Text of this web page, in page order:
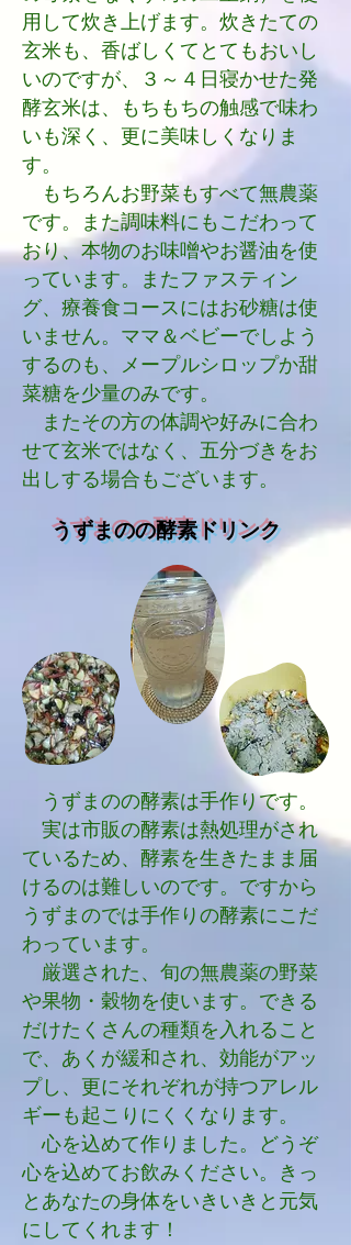
用して炊き上げます。炊きたての
玄米も、香ばしくてとてもおいし
いのですが、３～４日寝かせた発
酵玄米は、もちもちの触感で味わ
いも深く、更に美味しくなりま
す。
もちろんお野菜もすべて無農薬
です。また調味料にもこだわって
おり、本物のお味噌やお醤油を使
っています。またファスティン
グ、療養食コースにはお砂糖は使
いません。ママ＆ベビーでしよう
するのも、メープルシロップか甜
菜糖を少量のみです。
またその方の体調や好みに合わ
せて玄米ではなく、五分づきをお
出しする場合もございます。
​うずまのの酵素ドリンク
うずまのの酵素は手作りです。
実は市販の酵素は熱処理がされ
ているため、酵素を生きたまま届
けるのは難しいのです。ですから
うずまのでは手作りの酵素にこだ
わっています。
厳選された、旬の無農薬の野菜
や果物・穀物を使います。できる
だけたくさんの種類を入れること
で、あくが緩和され、効能がアッ
プし、更にそれぞれが持つアレル
ギーも起こりにくくなります。
​ 心を込めて作りました。どうぞ
心を込めてお飲みください。きっ
とあなたの身体をいきいきと元気
にしてくれます！